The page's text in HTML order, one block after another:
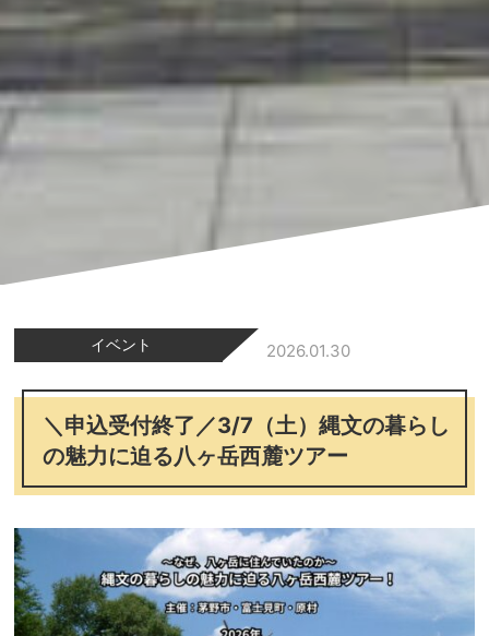
イベント 2026.01.30
＼申込受付終了／3/7（土）縄文の暮らし
の魅力に迫る八ヶ岳西麓ツアー